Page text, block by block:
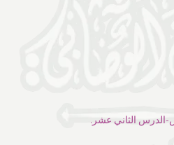
الدرس الثاني عشر.